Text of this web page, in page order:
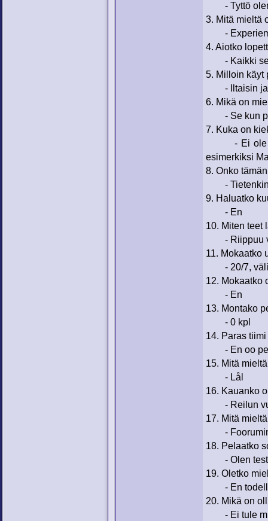
- Tyttö
3. Mitä mieltä
-
4. Aiotko
- Kaikki
5. Milloin käyt
- Iltaisin ja
6. Mikä on
- Se kun
7. Kuka on
- Ei ole
esimerkiksi
8. Onko
-
9. Haluatko
- En
10. Miten teet
- Riippuu
11. Mokaatko
- 20/7,
12. Mokaatko
- En
13. Montako
- 0 kpl
14. Paras
- En oo
15. Mitä
- Lål
16. Kauanko
- Reilun
17. Mitä
-
18. Pelaatko
- Olen
19. Oletko
- En
20. Mikä on
- Ei tule